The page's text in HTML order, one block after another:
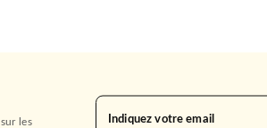
les
Indiquez votre email